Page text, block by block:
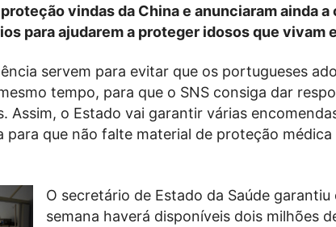
vindas da China e anunciaram ainda a
para ajudarem a proteger idosos que vivam
servem para evitar que os portugueses
tempo, para que o SNS consiga dar
Assim, o Estado vai garantir várias
para que não falte material de proteção médica
O secretário de Estado da Saúde garantiu
semana haverá disponíveis dois milhões